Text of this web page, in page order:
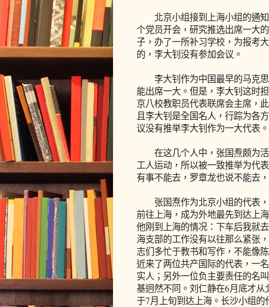
北京小组接到上海小组的通知
个党员开会，研究推选出席一大
子，办了一所补习学校，为报考
的，李大钊没有参加会议。
李大钊作为中国最早的马克思
能出席一大。但是，李大钊这时
京八校教职员代表联席会主席，
且李大钊是全国名人，行踪为各
议没有推举李大钊作为一大代表。
在这几个人中，张国焘颇为活
工人运动，所以被一致推举为代
有事不能去，罗章龙也说不能去
张国焘作为北京小组的代表，
前往上海，成为外地最先到达上
他刚到上海的情况：下车后我就
海支部的工作没有以往那么紧张
志们多忙于教书和写作，不能像
近来了两位共产国际的代表，一
实人；另外一位负主要责任的名
基迥然不同。刘仁静在6月底才
于7月上旬到达上海。长沙小组的